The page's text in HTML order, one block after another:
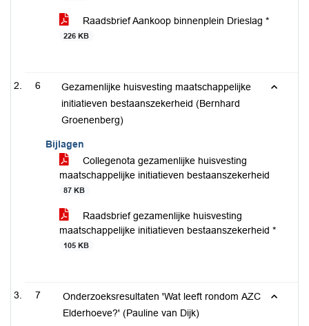
Raadsbrief Aankoop binnenplein Drieslag *
226 KB
6
Gezamenlijke huisvesting maatschappelijke
initiatieven bestaanszekerheid (Bernhard
Groenenberg)
Bijlagen
Collegenota gezamenlijke huisvesting
maatschappelijke initiatieven bestaanszekerheid
87 KB
Raadsbrief gezamenlijke huisvesting
maatschappelijke initiatieven bestaanszekerheid *
105 KB
7
Onderzoeksresultaten 'Wat leeft rondom AZC
Elderhoeve?' (Pauline van Dijk)